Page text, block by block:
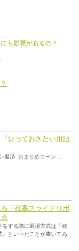
も影響があるの？
知っておきたい用語
済 おまとめローン ...
『残高スライドリボ
をする際に返済方式は「残
といったことが書いてあ